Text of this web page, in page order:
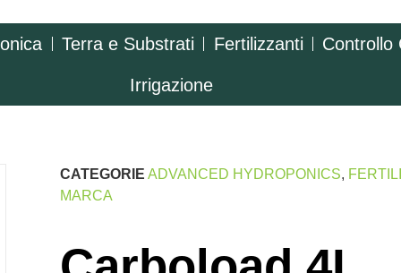
Terra e Substrati Fertilizzanti Controllo
Irrigazione
CATEGORIE ADVANCED HYDROPONICS,
MARCA